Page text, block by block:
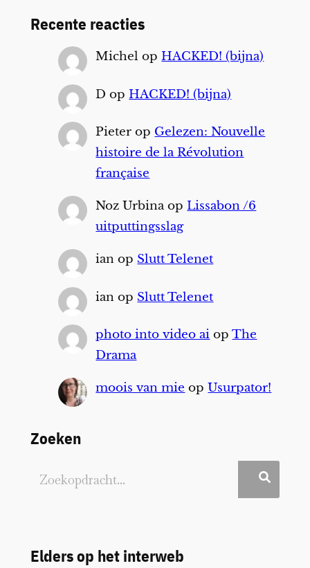
Recente reacties
Michel opHACKED! (bijna)
D opHACKED! (bijna)
Pieter op Gelezen: Nouvelle
histoire de la Révolution
française
Noz UrbinaopLissabon /6
uitputtingsslag
ian op Slutt Telenet
ian op Slutt Telenet
photo into video ai opThe
Drama
moois van mie opUsurpator!
Zoeken
Elders op het interweb